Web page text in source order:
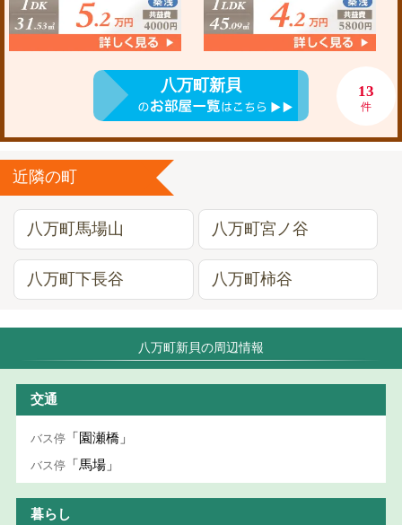
八万町新貝 13
件
近隣の町
八万町馬場山 八万町宮ノ谷
八万町下長谷 八万町柿谷
八万町新貝の周辺情報
交通
バス停 「園瀬橋」
バス停 「馬場」
暮らし